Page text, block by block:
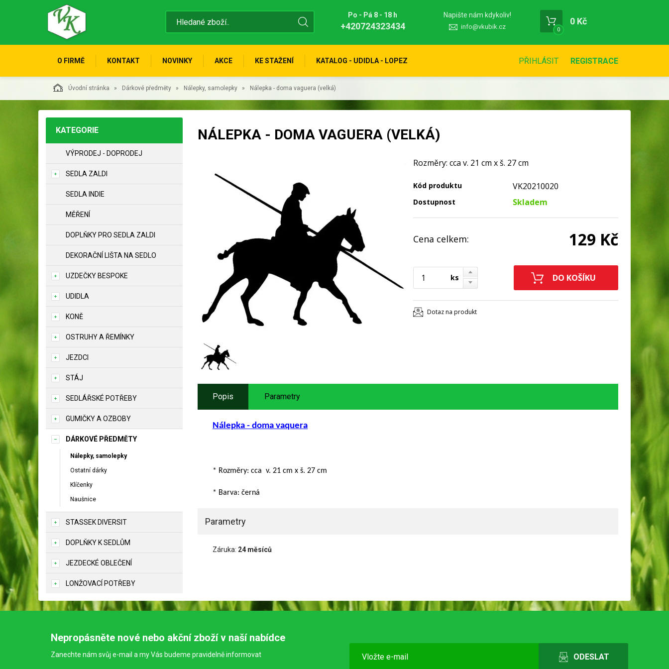
Po - Pá 8 - 18 h
+420724323434
Napište nám kdykoliv!
info@vkubik.cz 0
0 Kč
O FIRMĚ KONTAKT NOVINKY AKCE KE STAŽENÍ KATALOG - UDIDLA - LOPEZ PŘIHLÁSIT REGISTRACE
Úvodní stránka Dárkové předměty Nálepky, samolepky Nálepka - doma vaguera (velká)
KATEGORIE
VÝPRODEJ - DOPRODEJ
SEDLA ZALDI
SEDLA INDIE
MĚŘENÍ
DOPLŇKY PRO SEDLA ZALDI
DEKORAČNÍ LIŠTA NA SEDLO
UZDEČKY BESPOKE
UDIDLA
KONĚ
OSTRUHY A ŘEMÍNKY
JEZDCI
STÁJ
SEDLÁŘSKÉ POTŘEBY
GUMIČKY A OZBOBY
DÁRKOVÉ PŘEDMĚTY
Nálepky, samolepky
Ostatní dárky
Klíčenky
Naušnice
STASSEK DIVERSIT
DOPLŇKY K SEDLŮM
JEZDECKÉ OBLEČENÍ
LONŽOVACÍ POTŘEBY
NÁLEPKA - DOMA VAGUERA (VELKÁ)
Rozměry: cca v. 21 cm x š. 27 cm
Kód produktu VK20210020
Dostupnost Skladem
Cena celkem: 129 Kč
ks
Dotaz na produkt
Popis Parametry
Nálepka - doma vaquera
* Rozměry: cca v. 21 cm x š. 27 cm
* Barva: černá
Parametry
Záruka: 24 měsíců
Nepropásněte nové nebo akční zboží v naší nabídce
Zanechte nám svůj e-mail a my Vás budeme pravidelně informovat